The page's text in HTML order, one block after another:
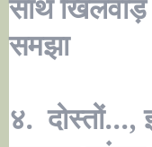
समझा
४.